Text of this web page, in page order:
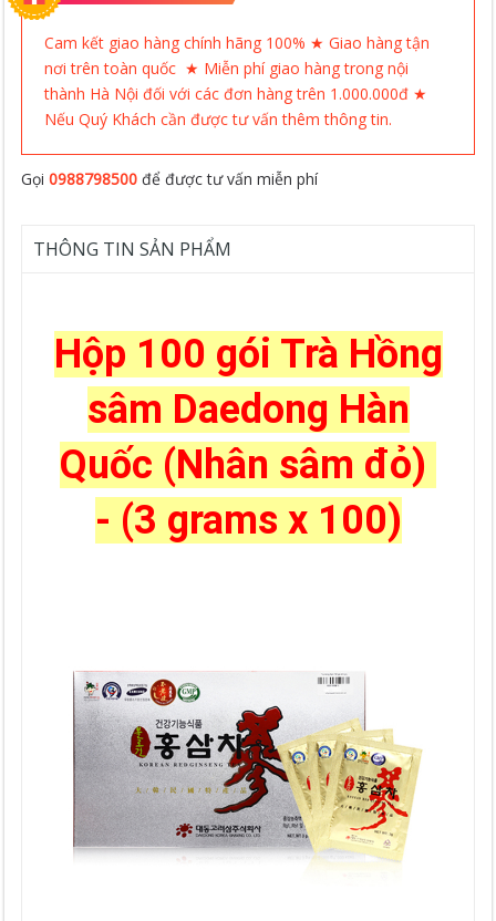
Cam kết giao hàng chính hãng 100% ★ Giao hàng tận
nơi trên toàn quốc ★ Miễn phí giao hàng trong nội
thành Hà Nội đối với các đơn hàng trên 1.000.000đ ★
Nếu Quý Khách cần được tư vấn thêm thông tin.
Gọi0988798500 để được tư vấn miễn phí
THÔNG TIN SẢN PHẨM
Hộp 100 gói Trà Hồng
sâm Daedong Hàn
Quốc (Nhân sâm đỏ)
- (3 grams x 100)